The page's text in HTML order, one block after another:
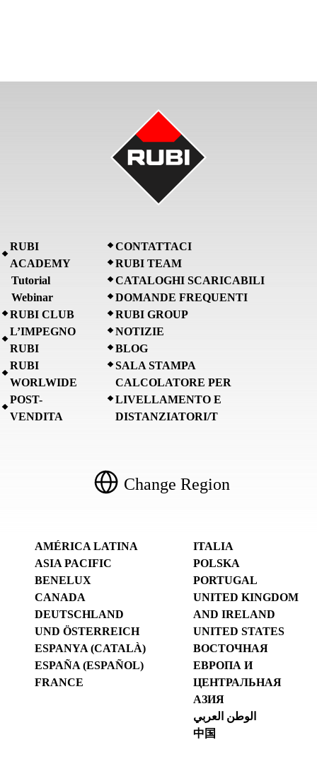
RUBI
ACADEMY
Tutorial
Webinar
RUBI CLUB
L’IMPEGNO
RUBI
RUBI
WORLWIDE
POST-
VENDITA
CONTATTACI
RUBI TEAM
CATALOGHI SCARICABILI
DOMANDE FREQUENTI
RUBI GROUP
NOTIZIE
BLOG
SALA STAMPA
CALCOLATORE PER
LIVELLAMENTO E
DISTANZIATORI/T
Change Region
AMÉRICA LATINA
ASIA PACIFIC
BENELUX
CANADA
DEUTSCHLAND
UND ÖSTERREICH
ESPANYA (CATALÀ)
ESPAÑA (ESPAÑOL)
FRANCE
ITALIA
POLSKA
PORTUGAL
UNITED KINGDOM
AND IRELAND
UNITED STATES
ВОСТОЧНАЯ
ЕВРОПА И
ЦЕНТРАЛЬНАЯ
АЗИЯ
الوطن العربي
中国